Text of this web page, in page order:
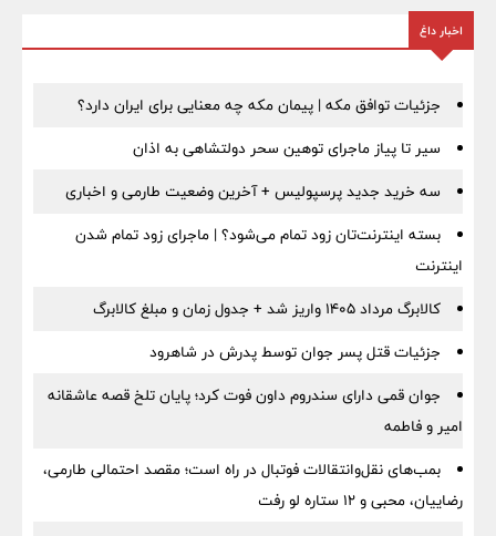
اخبار داغ
جزئیات توافق مکه | پیمان مکه چه معنایی برای ایران دارد؟
سیر تا پیاز ماجرای توهین سحر دولتشاهی به اذان
سه خرید جدید پرسپولیس + آخرین وضعیت طارمی و اخباری
بسته اینترنت‌تان زود تمام می‌شود؟ | ماجرای زود تمام شدن
اینترنت
کالابرگ مرداد ۱۴۰۵ واریز شد + جدول زمان و مبلغ کالابرگ
جزئیات قتل پسر جوان توسط پدرش در شاهرود
جوان قمی دارای سندروم داون فوت کرد؛ پایان تلخ قصه عاشقانه
امیر و فاطمه
بمب‌های نقل‌وانتقالات فوتبال در راه است؛ مقصد احتمالی طارمی،
رضاییان، محبی و ۱۲ ستاره لو رفت